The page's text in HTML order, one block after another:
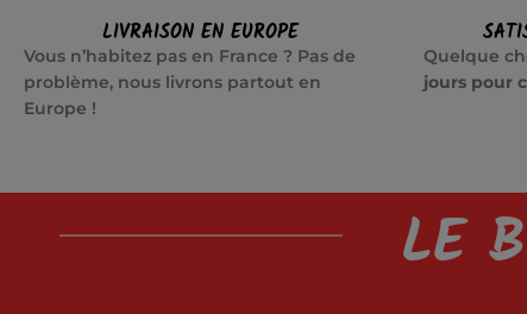
LIVRAISON EN EUROPE
Vous n’habitez pas en France ? Pas de
problème, nous livrons partout en
Europe !
Quelque
jours pour
LE